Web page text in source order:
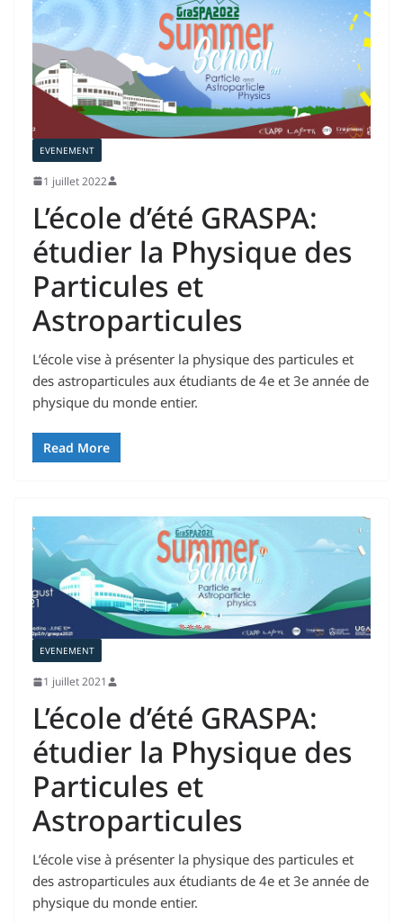
EVENEMENT
1 juillet 2022
L’école d’été GRASPA:
étudier la Physique des
Particules et
Astroparticules
L’école vise à présenter la physique des particules et
des astroparticules aux étudiants de 4e et 3e année de
physique du monde entier.
Read More
EVENEMENT
1 juillet 2021
L’école d’été GRASPA:
étudier la Physique des
Particules et
Astroparticules
L’école vise à présenter la physique des particules et
des astroparticules aux étudiants de 4e et 3e année de
physique du monde entier.